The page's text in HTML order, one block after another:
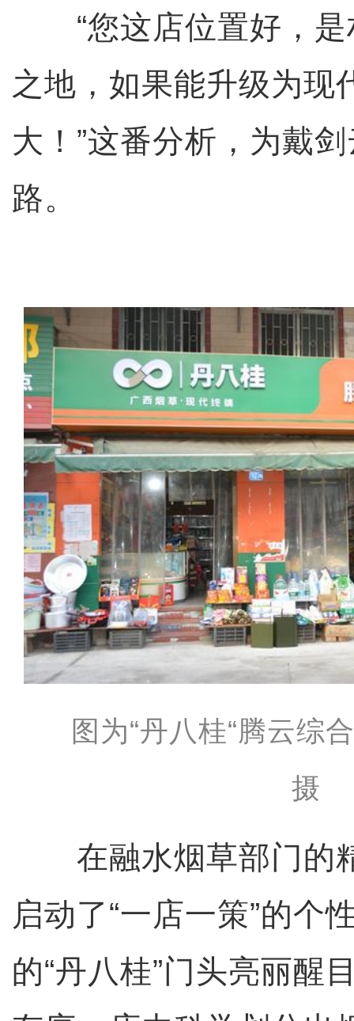
“您这店位置好，是
之地，如果能升级为现
大！”这番分析，为戴
路。
图为“丹八桂“腾云综
摄
在融水烟草部门的
启动了“一店一策”的个
的“丹八桂”门头亮丽醒